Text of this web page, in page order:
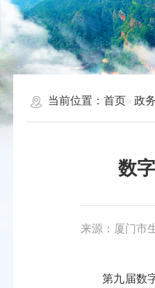
当前位置：首页 政
数
来源：厦门市
第九届数